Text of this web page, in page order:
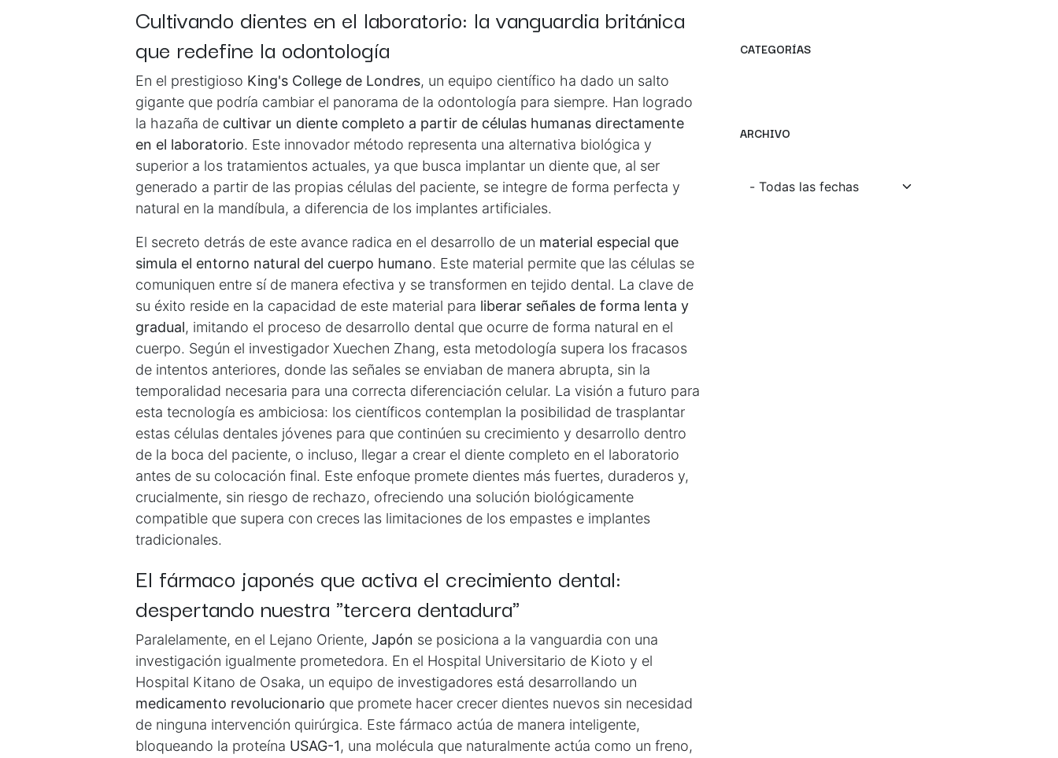
Cultivando dientes en el laboratorio: la vanguardia británica
que redefine la odontología
En el prestigioso King's College de Londres, un equipo científico ha dado un salto
gigante que podría cambiar el panorama de la odontología para siempre. Han logrado
la hazaña de cultivar un diente completo a partir de células humanas directamente
en el laboratorio. Este innovador método representa una alternativa biológica y
superior a los tratamientos actuales, ya que busca implantar un diente que, al ser
generado a partir de las propias células del paciente, se integre de forma perfecta y
natural en la mandíbula, a diferencia de los implantes artificiales.
El secreto detrás de este avance radica en el desarrollo de un material especial que
simula el entorno natural del cuerpo humano. Este material permite que las células se
comuniquen entre sí de manera efectiva y se transformen en tejido dental. La clave de
su éxito reside en la capacidad de este material para liberar señales de forma lenta y
gradual, imitando el proceso de desarrollo dental que ocurre de forma natural en el
cuerpo. Según el investigador Xuechen Zhang, esta metodología supera los fracasos
de intentos anteriores, donde las señales se enviaban de manera abrupta, sin la
temporalidad necesaria para una correcta diferenciación celular. La visión a futuro para
esta tecnología es ambiciosa: los científicos contemplan la posibilidad de trasplantar
estas células dentales jóvenes para que continúen su crecimiento y desarrollo dentro
de la boca del paciente, o incluso, llegar a crear el diente completo en el laboratorio
antes de su colocación final. Este enfoque promete dientes más fuertes, duraderos y,
crucialmente, sin riesgo de rechazo, ofreciendo una solución biológicamente
compatible que supera con creces las limitaciones de los empastes e implantes
tradicionales.
El fármaco japonés que activa el crecimiento dental:
despertando nuestra "tercera dentadura"
Paralelamente, en el Lejano Oriente, Japón se posiciona a la vanguardia con una
investigación igualmente prometedora. En el Hospital Universitario de Kioto y el
Hospital Kitano de Osaka, un equipo de investigadores está desarrollando un
medicamento revolucionario que promete hacer crecer dientes nuevos sin necesidad
de ninguna intervención quirúrgica. Este fármaco actúa de manera inteligente,
bloqueando la proteína USAG-1, una molécula que naturalmente actúa como un freno,
CATEGORÍAS
ARCHIVO